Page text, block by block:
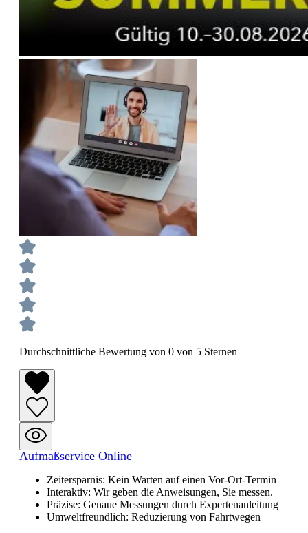
Durchschnittliche Bewertung von 0 von 5 Sternen
Aufmaßservice Online
Zeitersparnis: Kein Warten auf einen Vor-Ort-Termin
Interaktiv: Wir geben die Anweisungen, Sie messen.
Präzise: Genaue Messungen durch Expertenanleitung
Umweltfreundlich: Reduzierung von Fahrtwegen